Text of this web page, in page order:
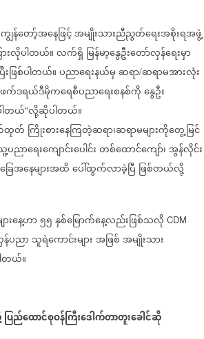
ကျွန်တော့်အနေဖြင့်အမျိုးသားညီညွတ်ရေးအစိုးရအဖွဲ့
ားလိုပါတယ်။လက်ရှိ မြန်မာ့နွေဦးတော်လှန်ရေးမှာ
ဖြစ်ပါတယ်။ပညာရေးနယ်မှဆရာ/ဆရာမအားလုံး
ဖက်ဒရယ်ဒီမိုကရေစီပညာရေးစနစ်ကိုနွေဦး
ါတယ်"လို့ဆိုပါတယ်။
ထုတ် ကြိုးစားနေကြတဲ့ဆရာ၊ဆရာမများကိုတွေ့မြင်
ညာရေးကျောင်းပေါင်းတစ်ထောင်ကျော်၊အွန်လိုင်း
ေအနေများအထိပေါ်ထွက်လာခဲ့ပြီ ဖြစ်တယ်လို့
ားနေ့ဟာ၅၅နှစ်မြောက်နေ့လည်းဖြစ်သလို CDM
ပညာသူရဲကောင်းများအဖြစ်အမျိုးသား
တယ်။
ပြည်ထောင်စုဝန်ကြီးဒေါက်တာတူးခေါင်ဆို